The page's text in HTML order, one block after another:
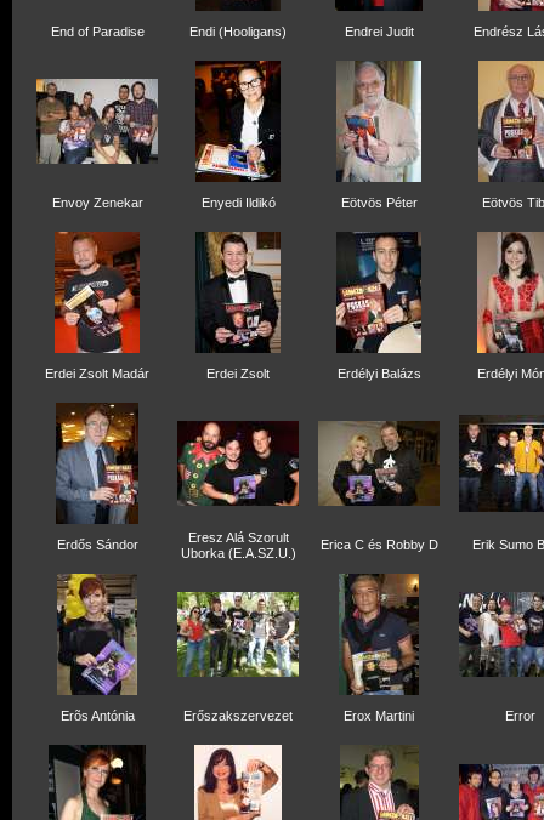
End of Paradise Endi (Hooligans) Endrei Judit Endrész
Envoy Zenekar Enyedi Ildikó Eötvös Péter Eötvös
Erdei Zsolt Madár Erdei Zsolt Erdélyi Balázs Erdélyi
Erdős Sándor
Eresz Alá Szorult
Uborka (E.A.SZ.U.)
Erica C és Robby D Erik Sumo
Erõs Antónia Erőszakszervezet Erox Martini Error